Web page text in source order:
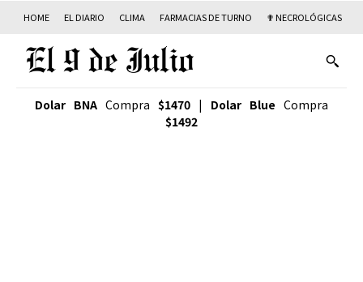
HOME EL DIARIO CLIMA FARMACIAS DE TURNO ✟ NECROLÓGICAS
Dolar BNA Compra $1470 | Dolar Blue Compra
$1492